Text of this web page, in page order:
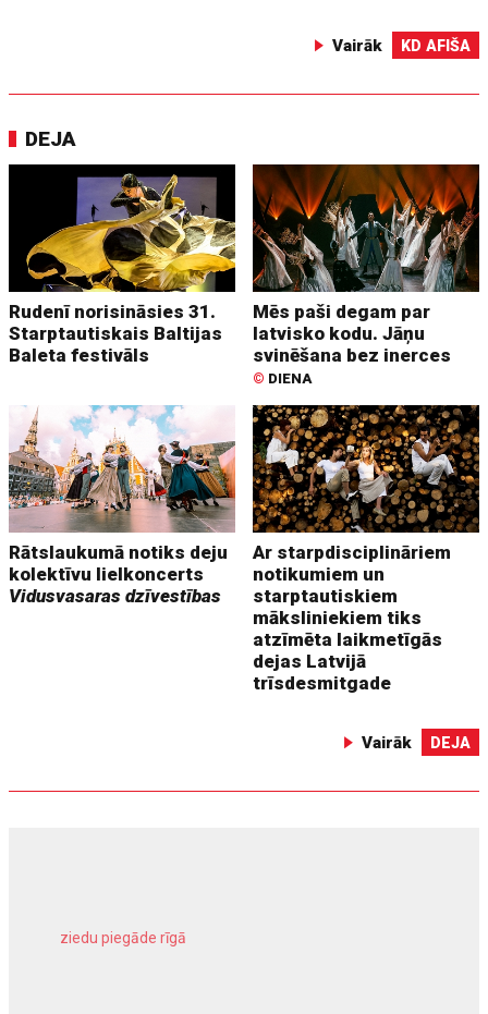
Vairāk KD AFIŠA
DEJA
Rudenī norisināsies 31.
Starptautiskais Baltijas
Baleta festivāls
Mēs paši degam par
latvisko kodu. Jāņu
svinēšana bez inerces
© DIENA
Rātslaukumā notiks deju
kolektīvu lielkoncerts
Vidusvasaras dzīvestības
Ar starpdisciplināriem
notikumiem un
starptautiskiem
māksliniekiem tiks
atzīmēta laikmetīgās
dejas Latvijā
trīsdesmitgade
Vairāk DEJA
ziedu piegāde rīgā